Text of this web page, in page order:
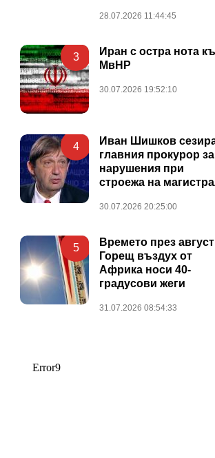
28.07.2026 11:44:45
3
Иран с остра нота
МвНР
30.07.2026 19:52:10
4
Иван Шишков
главния прокурор за
нарушения при
строежа на
30.07.2026 20:25:00
5
Времето през
Горещ въздух от
Африка носи 40-
градусови жеги
31.07.2026 08:54:33